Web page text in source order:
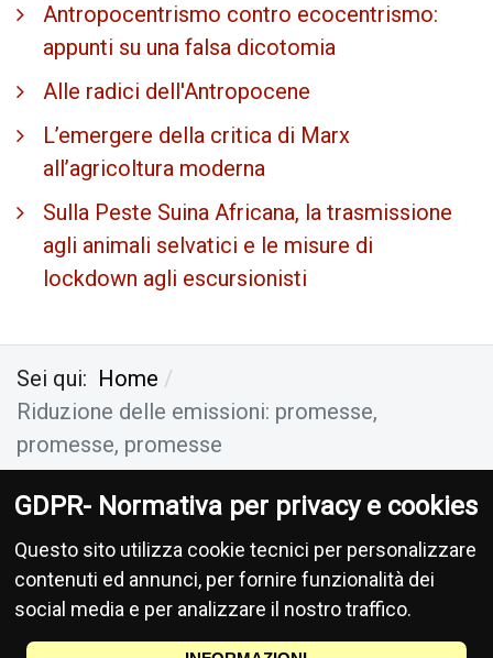
Antropocentrismo contro ecocentrismo:
appunti su una falsa dicotomia
Alle radici dell'Antropocene
L’emergere della critica di Marx
all’agricoltura moderna
Sulla Peste Suina Africana, la trasmissione
agli animali selvatici e le misure di
lockdown agli escursionisti
Sei qui: Home
Riduzione delle emissioni: promesse,
promesse, promesse
Antropocene Ecologia Socialismo Privacy
Donazioni
Le informa­zioni di cui si occupa questo sito non hanno na­tura periodica, pertanto non
sono sog­gette alla normativa della legge 47/78, richiamata dalla leg­ge 62/­2001.
GDPR- Normativa per privacy e cookies
Questo sito utilizza cookie tecnici per personalizzare
contenuti ed annunci, per fornire funzionalità dei
social media e per analizzare il nostro traffico.